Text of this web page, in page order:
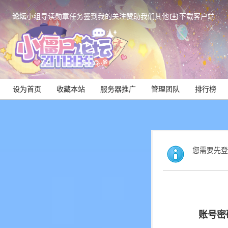
论坛小组导读勋章任务签到我的关注赞助我们其他 下载客户端
设为首页 收藏本站 服务器推广 管理团队 排行榜
您需要先
账号